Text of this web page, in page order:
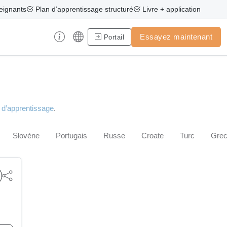
Plan d’apprentissage structuré Livre + application
Portail Essayez maintenant
.
Slovène Portugais Russe Croate Turc Grec